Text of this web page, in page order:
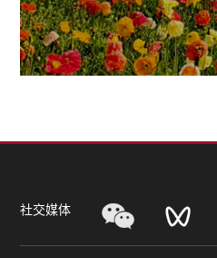
社交媒体